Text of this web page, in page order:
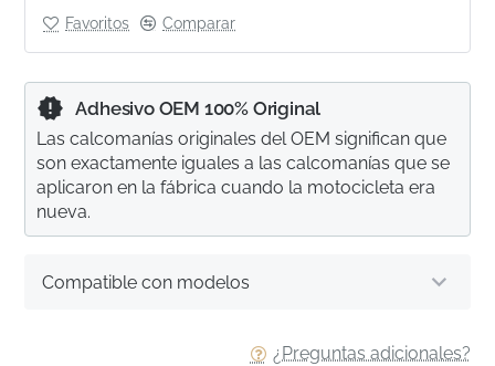
Favoritos Comparar
¿Preguntas adicionales?
Compatible con modelos
Adhesivo OEM 100% Original
Las calcomanías originales del OEM significan que
son exactamente iguales a las calcomanías que se
aplicaron en la fábrica cuando la motocicleta era
nueva.